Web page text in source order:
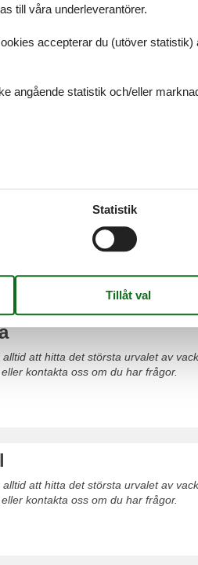
att hitta det största urvalet av
alltid att hitta det största urvalet av
eller kontakta oss om du har
att hitta det största urvalet av
kontakta oss om du har frågor.
att hitta det största urvalet av
kontakta oss om du har frågor.
till våra underleverantörer.
accepterar du (utöver
angående statistik och/eller
Statistik